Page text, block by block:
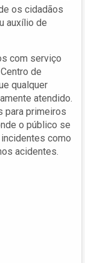
os cidadãos
auxílio de
com serviço
de
qualquer
atendido.
para primeiros
o público se
como
acidentes.